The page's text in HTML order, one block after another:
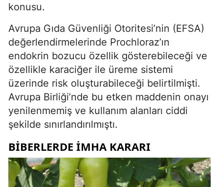
konusu.
Avrupa Gıda Güvenliği Otoritesi’nin (EFSA)
değerlendirmelerinde Prochloraz’ın
endokrin bozucu özellik gösterebileceği ve
özellikle karaciğer ile üreme sistemi
üzerinde risk oluşturabileceği belirtilmişti.
Avrupa Birliği’nde bu etken maddenin onayı
yenilenmemiş ve kullanım alanları ciddi
şekilde sınırlandırılmıştı.
BIBERLERDE IMHA KARARI